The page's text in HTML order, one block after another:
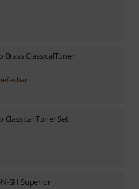
Brass ClassicalTuner
Classical Tuner Set
SH Superior